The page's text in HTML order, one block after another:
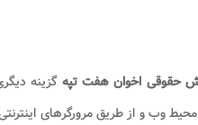
حقوقی اخوان هفت تپهگزینه
محیط وب و از طریق مرورگرهای